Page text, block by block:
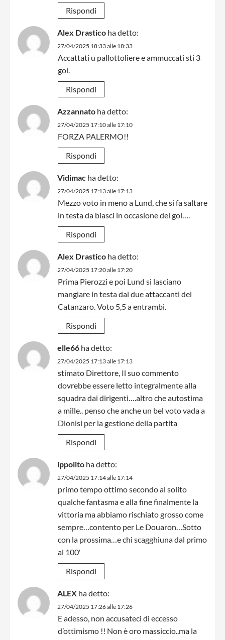
Rispondi
Alex Drastico ha detto:
27/04/2025 18:33 alle 18:33
Accattati u pallottoliere e ammuccati sti 3
gol.
Rispondi
Azzannato ha detto:
27/04/2025 17:10 alle 17:10
FORZA PALERMO!!
Rispondi
Vidimac ha detto:
27/04/2025 17:13 alle 17:13
Mezzo voto in meno a Lund, che si fa saltare
in testa da biasci in occasione del gol….
Rispondi
Alex Drastico ha detto:
27/04/2025 17:20 alle 17:20
Prima Pierozzi e poi Lund si lasciano
mangiare in testa dai due attaccanti del
Catanzaro. Voto 5,5 a entrambi.
Rispondi
elle66 ha detto:
27/04/2025 17:13 alle 17:13
stimato Direttore, Il suo commento
dovrebbe essere letto integralmente alla
squadra dai dirigenti….altro che autostima
a mille.. penso che anche un bel voto vada a
Dionisi per la gestione della partita
Rispondi
ippolito ha detto:
27/04/2025 17:14 alle 17:14
primo tempo ottimo secondo al solito
qualche fantasma e alla fine finalmente la
vittoria ma abbiamo rischiato grosso come
sempre…contento per Le Douaron…Sotto
con la prossima…e chi scagghiuna dal primo
al 100′
Rispondi
ALEX ha detto:
27/04/2025 17:26 alle 17:26
E adesso, non accusateci di eccesso
d’ottimismo !! Non è oro massiccio..ma la